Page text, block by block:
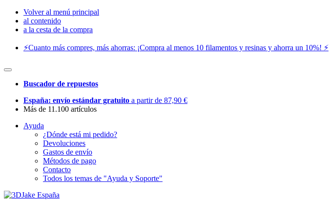
Volver al menú principal
al contenido
a la cesta de la compra
⚡️Cuanto más compres, más ahorras: ¡Compra al menos 10 filamentos y resinas y ahorra un 10%! ⚡️
Buscador de repuestos
España: envío estándar gratuito a partir de 87,90 €
Más de 11.100 artículos
Ayuda
¿Dónde está mi pedido?
Devoluciones
Gastos de envío
Métodos de pago
Contacto
Todos los temas de "Ayuda y Soporte"